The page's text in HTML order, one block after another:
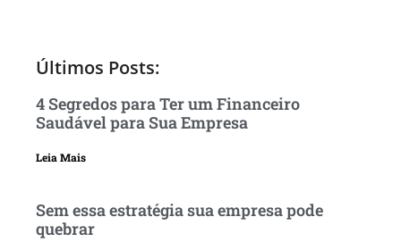
Últimos Posts:
4 Segredos para Ter um Financeiro
Saudável para Sua Empresa
Leia Mais
Sem essa estratégia sua empresa pode
quebrar